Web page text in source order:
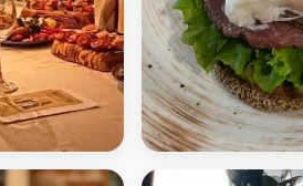
АртиШок - Кофейня